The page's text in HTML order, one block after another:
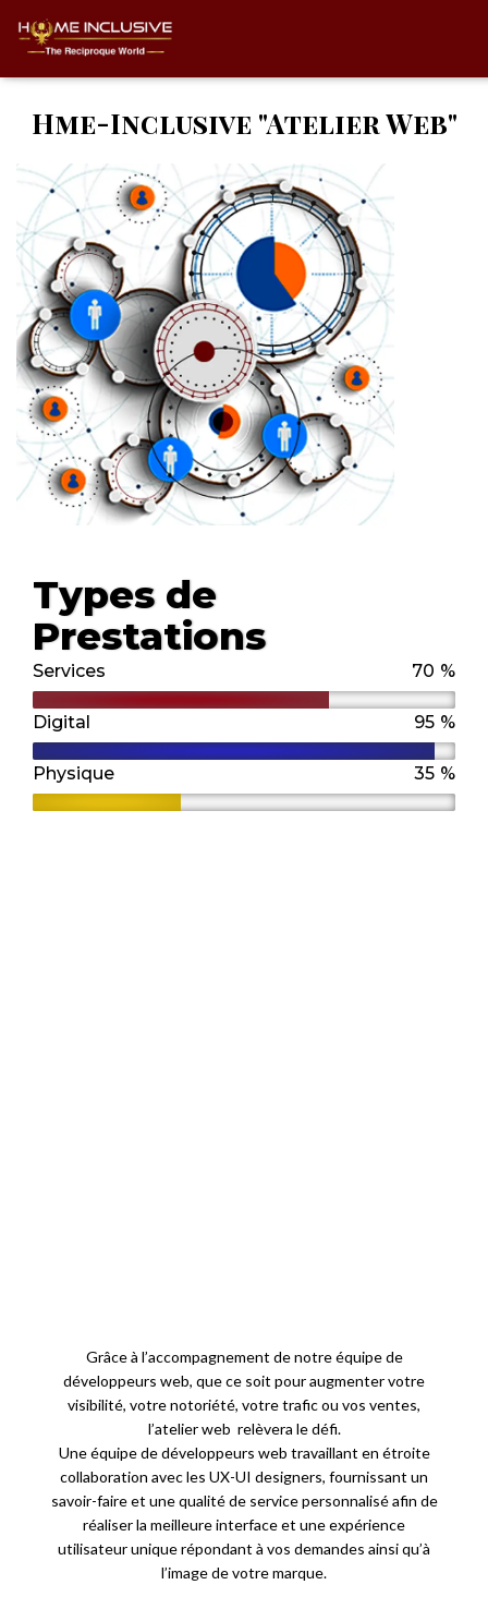
Hme-Inclusive "Atelier Web"
Types de
Prestations
Services 70 %
Digital 95 %
Physique 35 %
Grâce à l’accompagnement de notre équipe de
développeurs web, que ce soit pour augmenter votre
visibilité, votre notoriété, votre trafic ou vos ventes,
l’atelier web relèvera le défi.
Une équipe de développeurs web travaillant en étroite
collaboration avec les UX-UI designers, fournissant un
savoir-faire et une qualité de service personnalisé afin de
réaliser la meilleure interface et une expérience
utilisateur unique répondant à vos demandes ainsi qu’à
l’image de votre marque.